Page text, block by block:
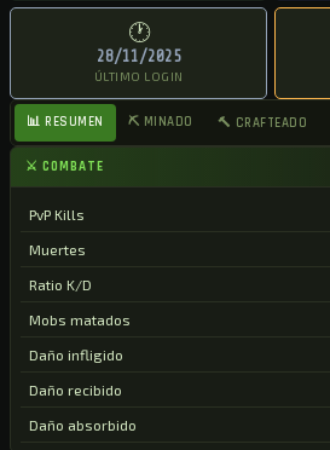
🕐
28/11/2025
ÚLTIMO LOGIN
📊 RESUMEN ⛏ MINADO 🔨 CRAFTEADO
⚔ COMBATE
PvP Kills
Muertes
Ratio K/D
Mobs matados
Daño infligido
Daño recibido
Daño absorbido